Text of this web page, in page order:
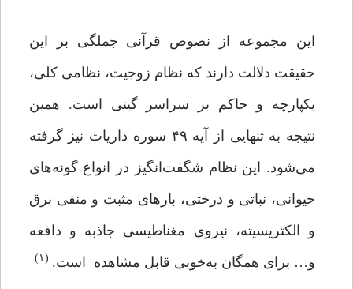
این مجموعه از نصوص قرآنی جملگی بر این
حقیقت دلالت دارند که نظام زوجیت، نظامی کلی،
یکپارچه و حاکم بر سراسر گیتی است. همین
نتیجه به تنهایی از آیه ۴۹ سوره ذاریات نیز گرفته
می‌شود. این نظام شگفت‌انگیز در انواع گونه‌های
حیوانی، نباتی و درختی، بارهای مثبت و منفی برق
و الکتریسیته، نیروی مغناطیسی جاذبه و دافعه
و… برای همگان به‌خوبی قابل مشاهده است. (۱)